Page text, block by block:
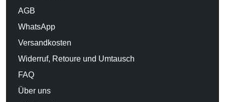
AGB
WhatsApp
Versandkosten
Widerruf, Retoure und Umtausch
FAQ
Über uns